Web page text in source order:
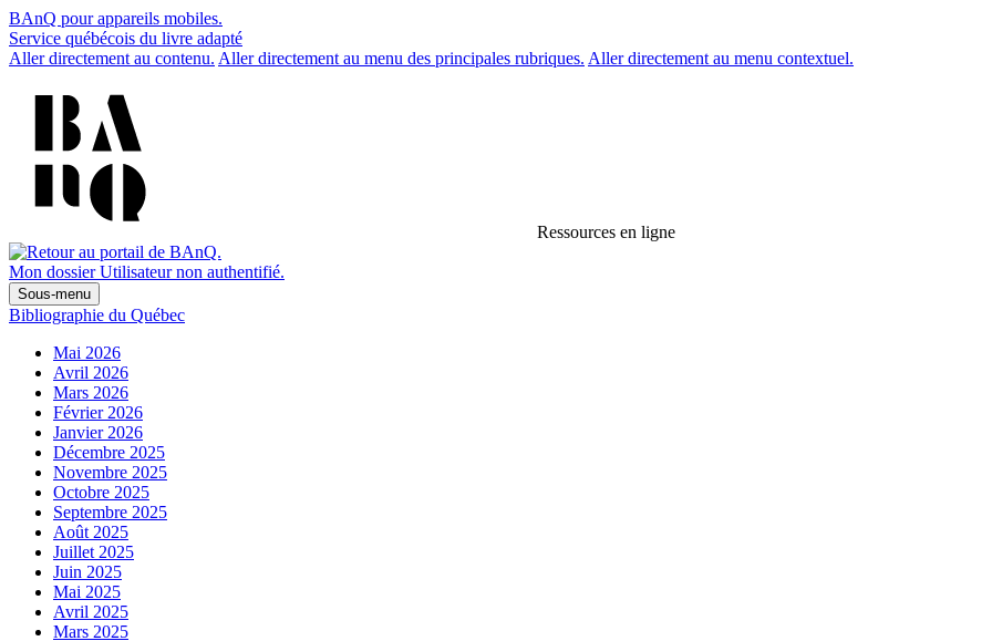
BAnQ pour appareils mobiles.
Service québécois du livre adapté
Aller directement au contenu. Aller directement au menu des principales rubriques. Aller directement au menu contextuel.
Ressources en ligne
Mon dossier Utilisateur non authentifié.
Sous-menu
Bibliographie du Québec
Mai 2026
Avril 2026
Mars 2026
Février 2026
Janvier 2026
Décembre 2025
Novembre 2025
Octobre 2025
Septembre 2025
Août 2025
Juillet 2025
Juin 2025
Mai 2025
Avril 2025
Mars 2025